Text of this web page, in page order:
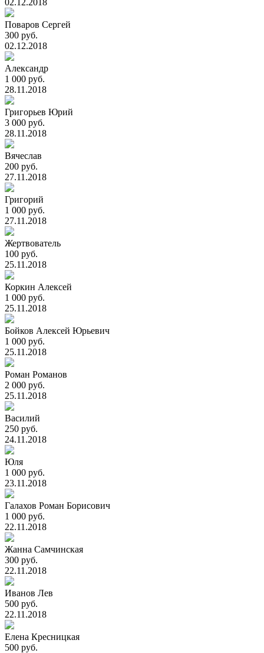
02.12.2018
Поваров Сергей
300 руб.
02.12.2018
Александр
1 000 руб.
28.11.2018
Григорьев Юрий
3 000 руб.
28.11.2018
Вячеслав
200 руб.
27.11.2018
Григорий
1 000 руб.
27.11.2018
Жертвователь
100 руб.
25.11.2018
Коркин Алексей
1 000 руб.
25.11.2018
Бойков Алексей Юрьевич
1 000 руб.
25.11.2018
Роман Романов
2 000 руб.
25.11.2018
Василий
250 руб.
24.11.2018
Юля
1 000 руб.
23.11.2018
Галахов Роман Борисович
1 000 руб.
22.11.2018
Жанна Самчинская
300 руб.
22.11.2018
Иванов Лев
500 руб.
22.11.2018
Елена Кресницкая
500 руб.